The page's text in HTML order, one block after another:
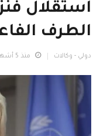
استقلال
الطرف
دولي - وكالات منذ 5 أشهر